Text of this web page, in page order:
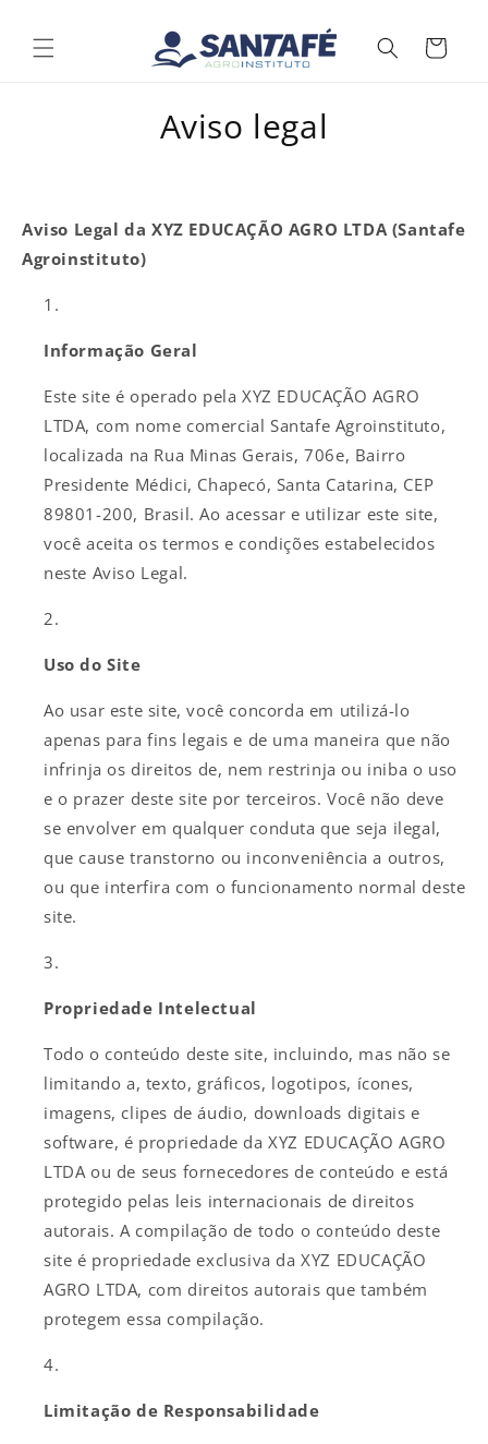
conteúdo
Carrinho
Aviso legal
Aviso Legal da XYZ EDUCAÇÃO AGRO LTDA (Santafe
Agroinstituto)
Informação Geral
Este site é operado pela XYZ EDUCAÇÃO AGRO
LTDA, com nome comercial Santafe Agroinstituto,
localizada na Rua Minas Gerais, 706e, Bairro
Presidente Médici, Chapecó, Santa Catarina, CEP
89801-200, Brasil. Ao acessar e utilizar este site,
você aceita os termos e condições estabelecidos
neste Aviso Legal.
Uso do Site
Ao usar este site, você concorda em utilizá-lo
apenas para fins legais e de uma maneira que não
infrinja os direitos de, nem restrinja ou iniba o uso
e o prazer deste site por terceiros. Você não deve
se envolver em qualquer conduta que seja ilegal,
que cause transtorno ou inconveniência a outros,
ou que interfira com o funcionamento normal deste
site.
Propriedade Intelectual
Todo o conteúdo deste site, incluindo, mas não se
limitando a, texto, gráficos, logotipos, ícones,
imagens, clipes de áudio, downloads digitais e
software, é propriedade da XYZ EDUCAÇÃO AGRO
LTDA ou de seus fornecedores de conteúdo e está
protegido pelas leis internacionais de direitos
autorais. A compilação de todo o conteúdo deste
site é propriedade exclusiva da XYZ EDUCAÇÃO
AGRO LTDA, com direitos autorais que também
protegem essa compilação.
Limitação de Responsabilidade